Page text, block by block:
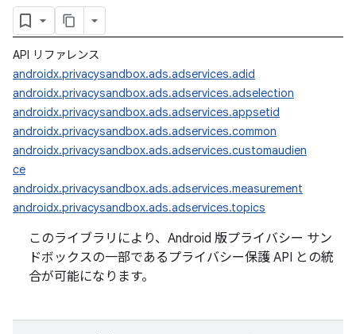
API リファレンス
androidx.privacysandbox.ads.adservices.adid
androidx.privacysandbox.ads.adservices.adselection
androidx.privacysandbox.ads.adservices.appsetid
androidx.privacysandbox.ads.adservices.common
androidx.privacysandbox.ads.adservices.customaudien
ce
androidx.privacysandbox.ads.adservices.measurement
androidx.privacysandbox.ads.adservices.topics
このライブラリにより、Android 版プライバシー サン
ドボックスの一部であるプライバシー保護 API との統
合が可能になります。